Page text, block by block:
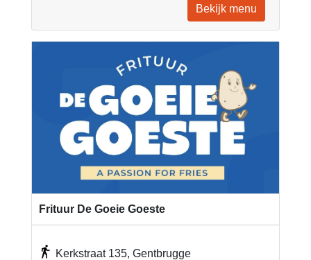
Bekijk menu
Frituur De Goeie Goeste
Kerkstraat 135, Gentbrugge